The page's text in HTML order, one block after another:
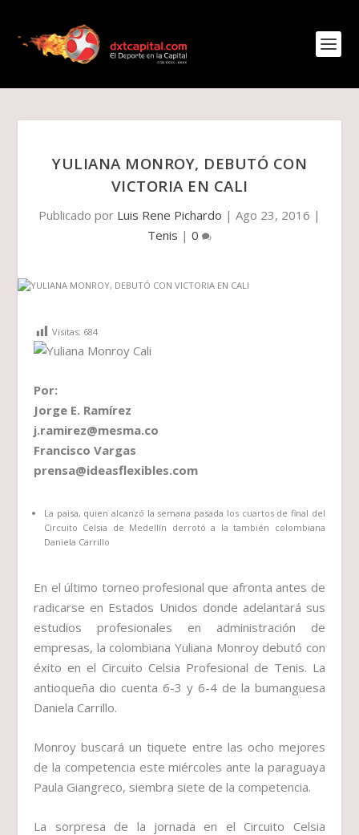
YULIANA MONROY, DEBUTÓ CON
VICTORIA EN CALI
Publicado por Luis Rene Pichardo | Ago 23, 2016 |
Tenis | 0
Visitas: 684
Por:
Jorge E. Ramírez
j.ramirez@mesma.co
Francisco Vargas
prensa@ideasflexibles.com
La paisa, quien alcanzó la semana pasada los cuartos de final del
Circuito Celsia de Medellín derrotó a la también colombiana
Daniela Carrillo
En el último torneo profesional que afronta antes de
radicarse en Estados Unidos donde adelantará sus
estudios profesionales en administración de
empresas, la colombiana Yuliana Monroy debutó con
éxito en el Circuito Celsia Profesional de Tenis. La
antioqueña dio cuenta 6-3 y 6-4 de la bumanguesa
Daniela Carrillo.
Monroy buscará un tiquete entre las ocho mejores
de la competencia este miércoles ante la paraguaya
Paula Giangreco, siembra siete de la competencia.
La sorpresa de la jornada en el Circuito Celsia